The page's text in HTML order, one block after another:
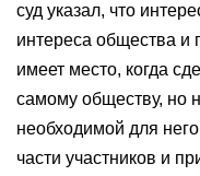
суд указал, что
интереса общества и
имеет место, когда
самому обществу, но
необходимой для
части участников и